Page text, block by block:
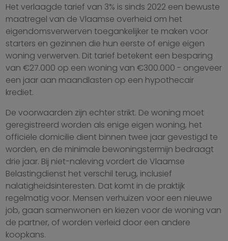
Het verlaagde tarief van 3% is sinds 2022 een bewuste
maatregel van de Vlaamse overheid om het
eigendomsverwerven toegankelijker te maken voor
starters en gezinnen die hun eerste of enige eigen
woning verwerven. Dit tarief betekent een besparing
van €27.000 op een woning van €300.000 - ongeveer
een jaar aan maandlasten op een hypothecair
krediet.
De voorwaarden zijn echter strikt. De woning moet
geregistreerd worden als enige eigen woning, het
officiële domicilie dient binnen twee jaar gevestigd te
worden, en de minimale bewoningstermijn bedraagt
drie jaar. Bij niet-naleving vordert de Vlaamse
Belastingdienst het verschil terug, inclusief
nalatigheidsinteresten. Dat komt in de praktijk
regelmatig voor. Mensen verhuizen voor een nieuwe
job, gaan samenwonen en kiezen voor de woning van
de partner, of worden verleid door een andere
koopkans.